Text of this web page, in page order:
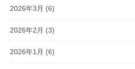
2026年3月 (6)
2026年2月 (3)
2026年1月 (6)